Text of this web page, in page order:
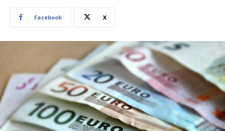
Facebook X